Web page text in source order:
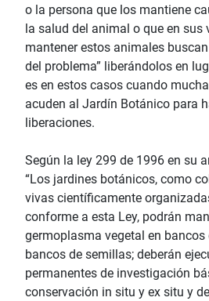
o la persona que los mantiene
la salud del animal o que en sus
mantener estos animales
del problema” liberándolos en
es en estos casos cuando
acuden al Jardín Botánico para
liberaciones.
Según la ley 299 de 1996 en su
“Los jardines botánicos, como
vivas científicamente
conforme a esta Ley, podrán
germoplasma vegetal en bancos
bancos de semillas; deberán
permanentes de investigación
conservación in situ y ex situ y